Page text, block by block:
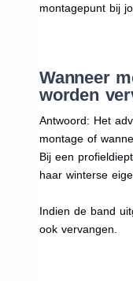
montagepunt bij
Wanneer
worden
Antwoord: Het
montage of
Bij een
haar winterse
Indien de band
ook vervangen.